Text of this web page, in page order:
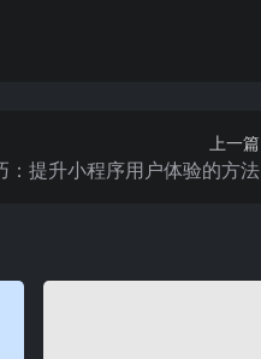
上一篇
：提升小程序用户体验的方法